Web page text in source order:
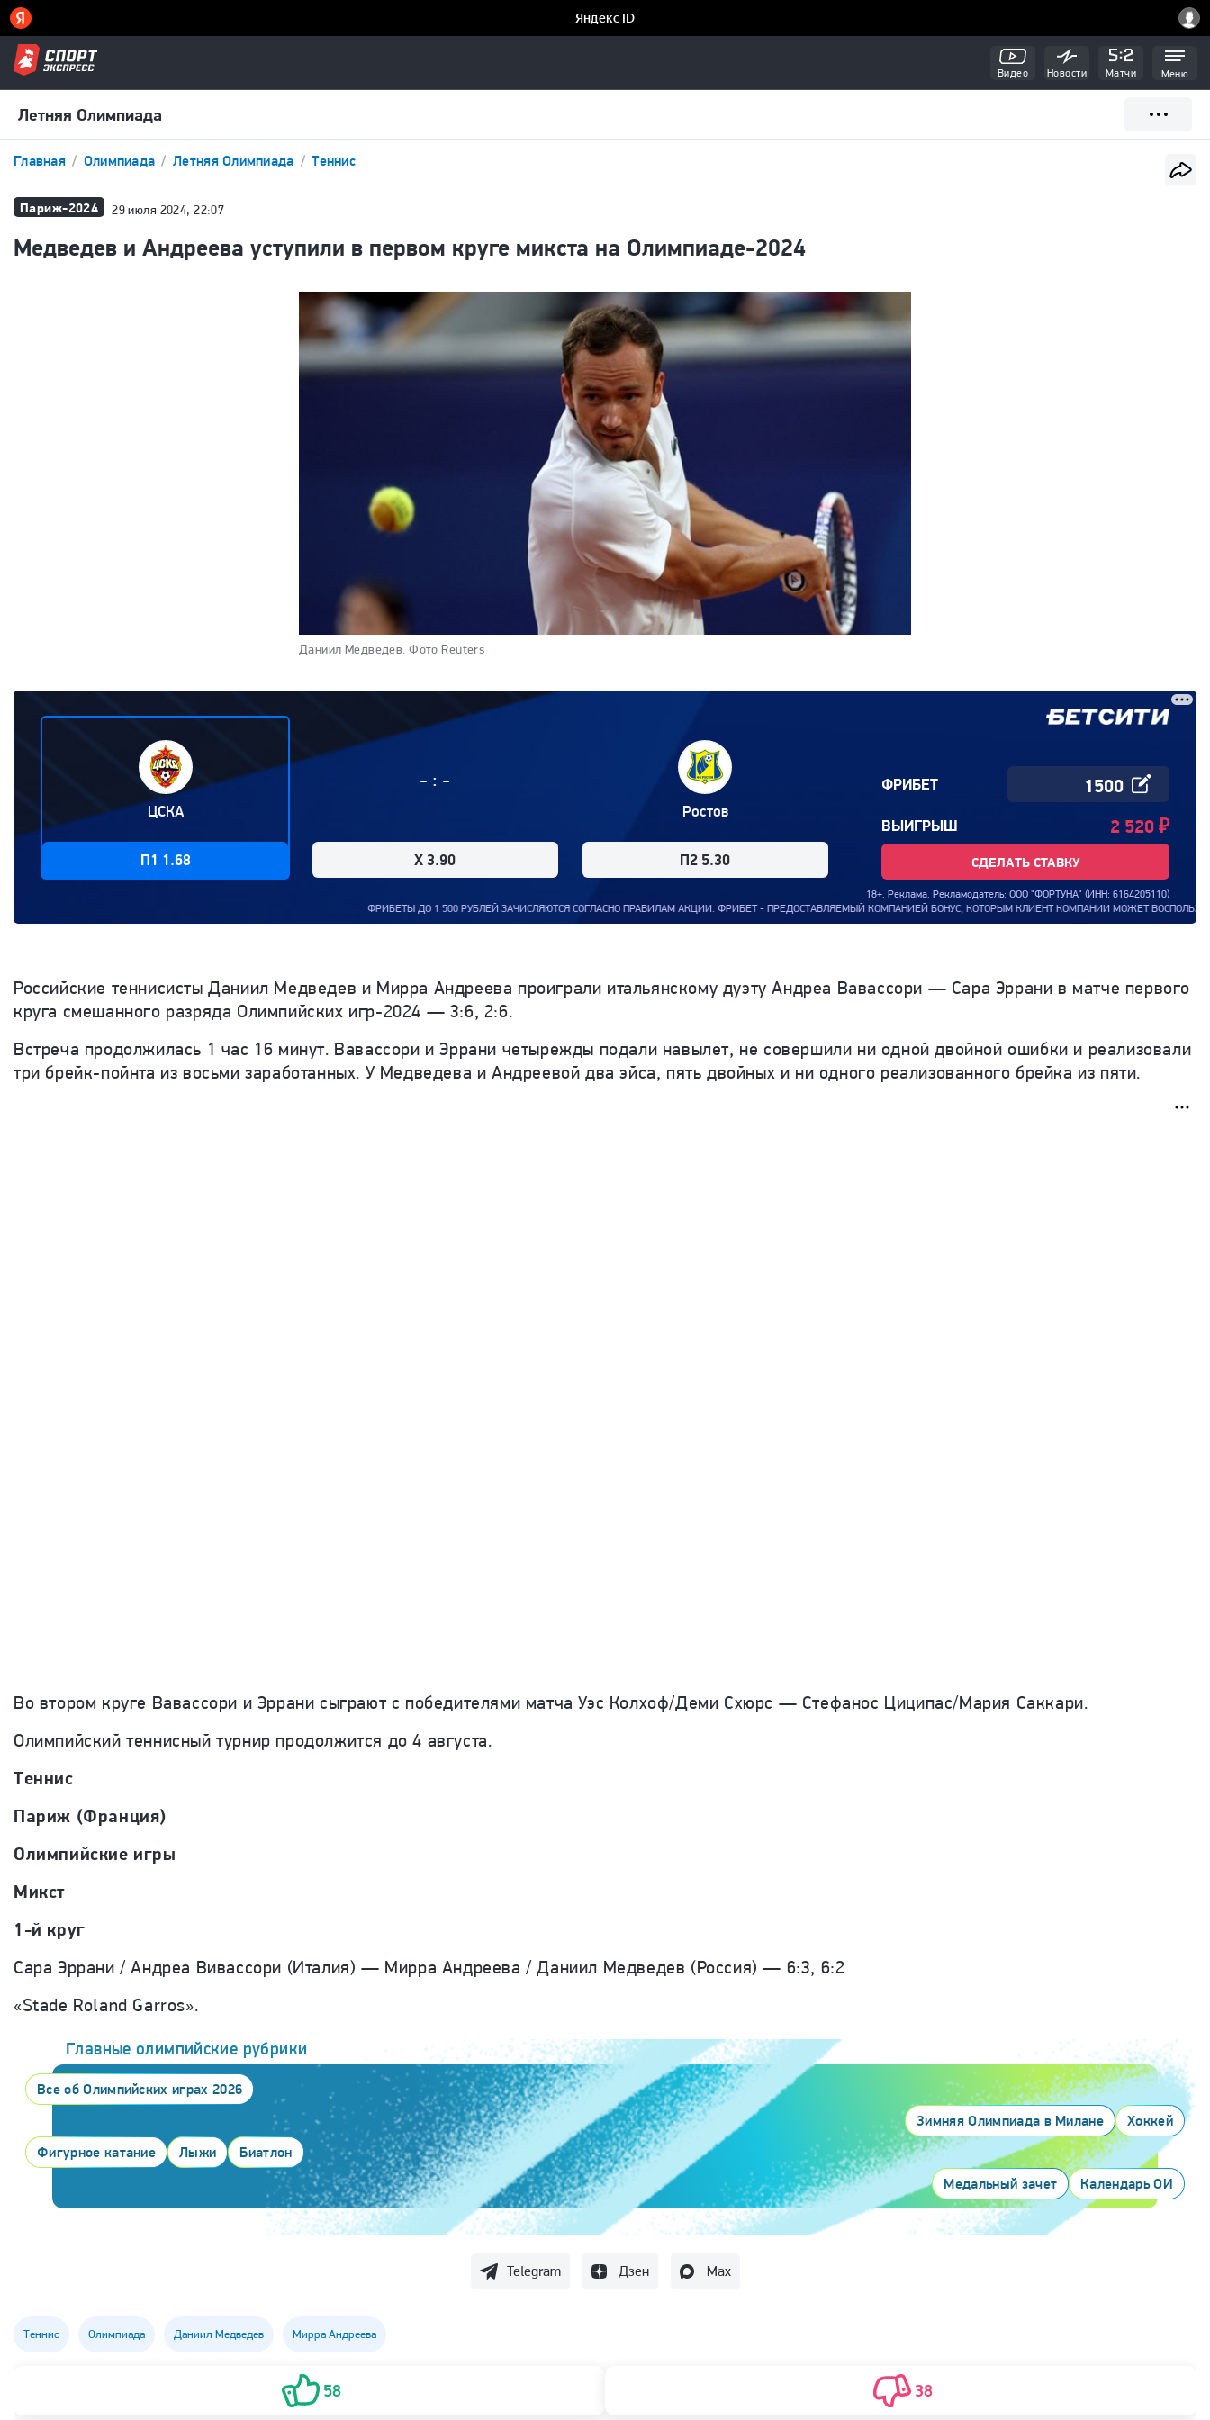
Видео Новости Матчи Меню
Летняя Олимпиада
Главная Олимпиада Летняя Олимпиада Теннис
Париж-2024 29 июля 2024, 22:07
Медведев и Андреева уступили в первом круге микста на Олимпиаде-2024
Даниил Медведев. Фото Reuters
ЦСКА
П1 1.68
- : -
X 3.90
Ростов
П2 5.30
ФРИБЕТ
ВЫИГРЫШ 2 520 ₽
СДЕЛАТЬ СТАВКУ
18+. Реклама. Рекламодатель: ООО "ФОРТУНА" (ИНН: 6164205110)
ФРИБЕТЫ ДО 1 500 РУБЛЕЙ ЗАЧИСЛЯЮТСЯ СОГЛАСНО ПРАВИЛАМ АКЦИИ. ФРИБЕТ - ПРЕДОСТАВЛЯЕМЫЙ КОМПАНИЕЙ БОНУС, КОТОРЫМ КЛИЕНТ КОМПАНИИ МОЖЕТ ВОСПОЛЬЗОВАТЬСЯ ДЛЯ
Российские теннисисты Даниил Медведев и Мирра Андреева проиграли итальянскому дуэту Андреа Вавассори — Сара Эррани в матче первого
круга смешанного разряда Олимпийских игр-2024 — 3:6, 2:6.
Встреча продолжилась 1 час 16 минут. Вавассори и Эррани четырежды подали навылет, не совершили ни одной двойной ошибки и реализовали
три брейк-пойнта из восьми заработанных. У Медведева и Андреевой два эйса, пять двойных и ни одного реализованного брейка из пяти.
Во втором круге Вавассори и Эррани сыграют с победителями матча Уэс Колхоф/Деми Схюрс — Стефанос Циципас/Мария Саккари.
Олимпийский теннисный турнир продолжится до 4 августа.
Теннис
Париж (Франция)
Олимпийские игры
Микст
1-й круг
Сара Эррани / Андреа Вивассори (Италия) — Мирра Андреева / Даниил Медведев (Россия) — 6:3, 6:2
«Stade Roland Garros».
Главные олимпийские рубрики
Все об Олимпийских играх 2026
Зимняя Олимпиада в Милане
Хоккей
Фигурное катание
Лыжи
Биатлон
Медальный зачет
Календарь ОИ
Telegram Дзен Max
Теннис Олимпиада Даниил Медведев Мирра Андреева
58 38